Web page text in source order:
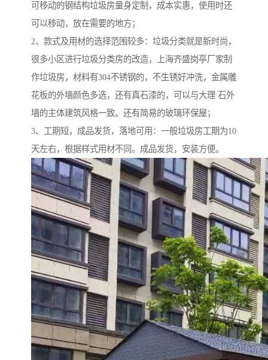
可移动的钢结构垃圾房量身定制，成本实惠，使用时还
可以移动，放在需要的地方；
2、款式及用材的选择范围较多：垃圾分类就是新时尚，
很多小区进行垃圾分类房的改造，上海齐盛岗亭厂家制
作垃圾房，材料有304不锈钢的，不生锈好冲洗，金属雕
花板的外墙颜色多选，还有真石漆的，可以与大理 石外
墙的主体建筑风格一致。还有简易的玻璃环保屋；
3、工期短，成品发货，落地可用：一般垃圾房工期为10
天左右，根据样式用材不同。成品发货，安装方便。